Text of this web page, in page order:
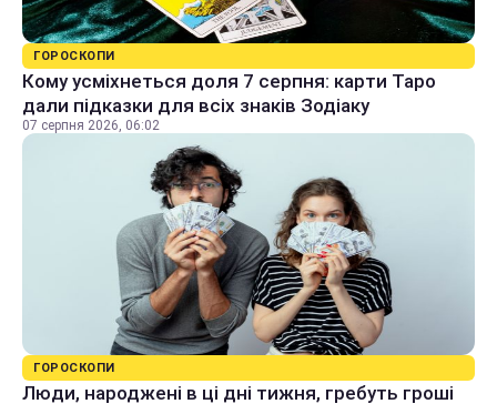
ГОРОСКОПИ
Кому усміхнеться доля 7 серпня: карти Таро
дали підказки для всіх знаків Зодіаку
07 серпня 2026, 06:02
ГОРОСКОПИ
Люди, народжені в ці дні тижня, гребуть гроші